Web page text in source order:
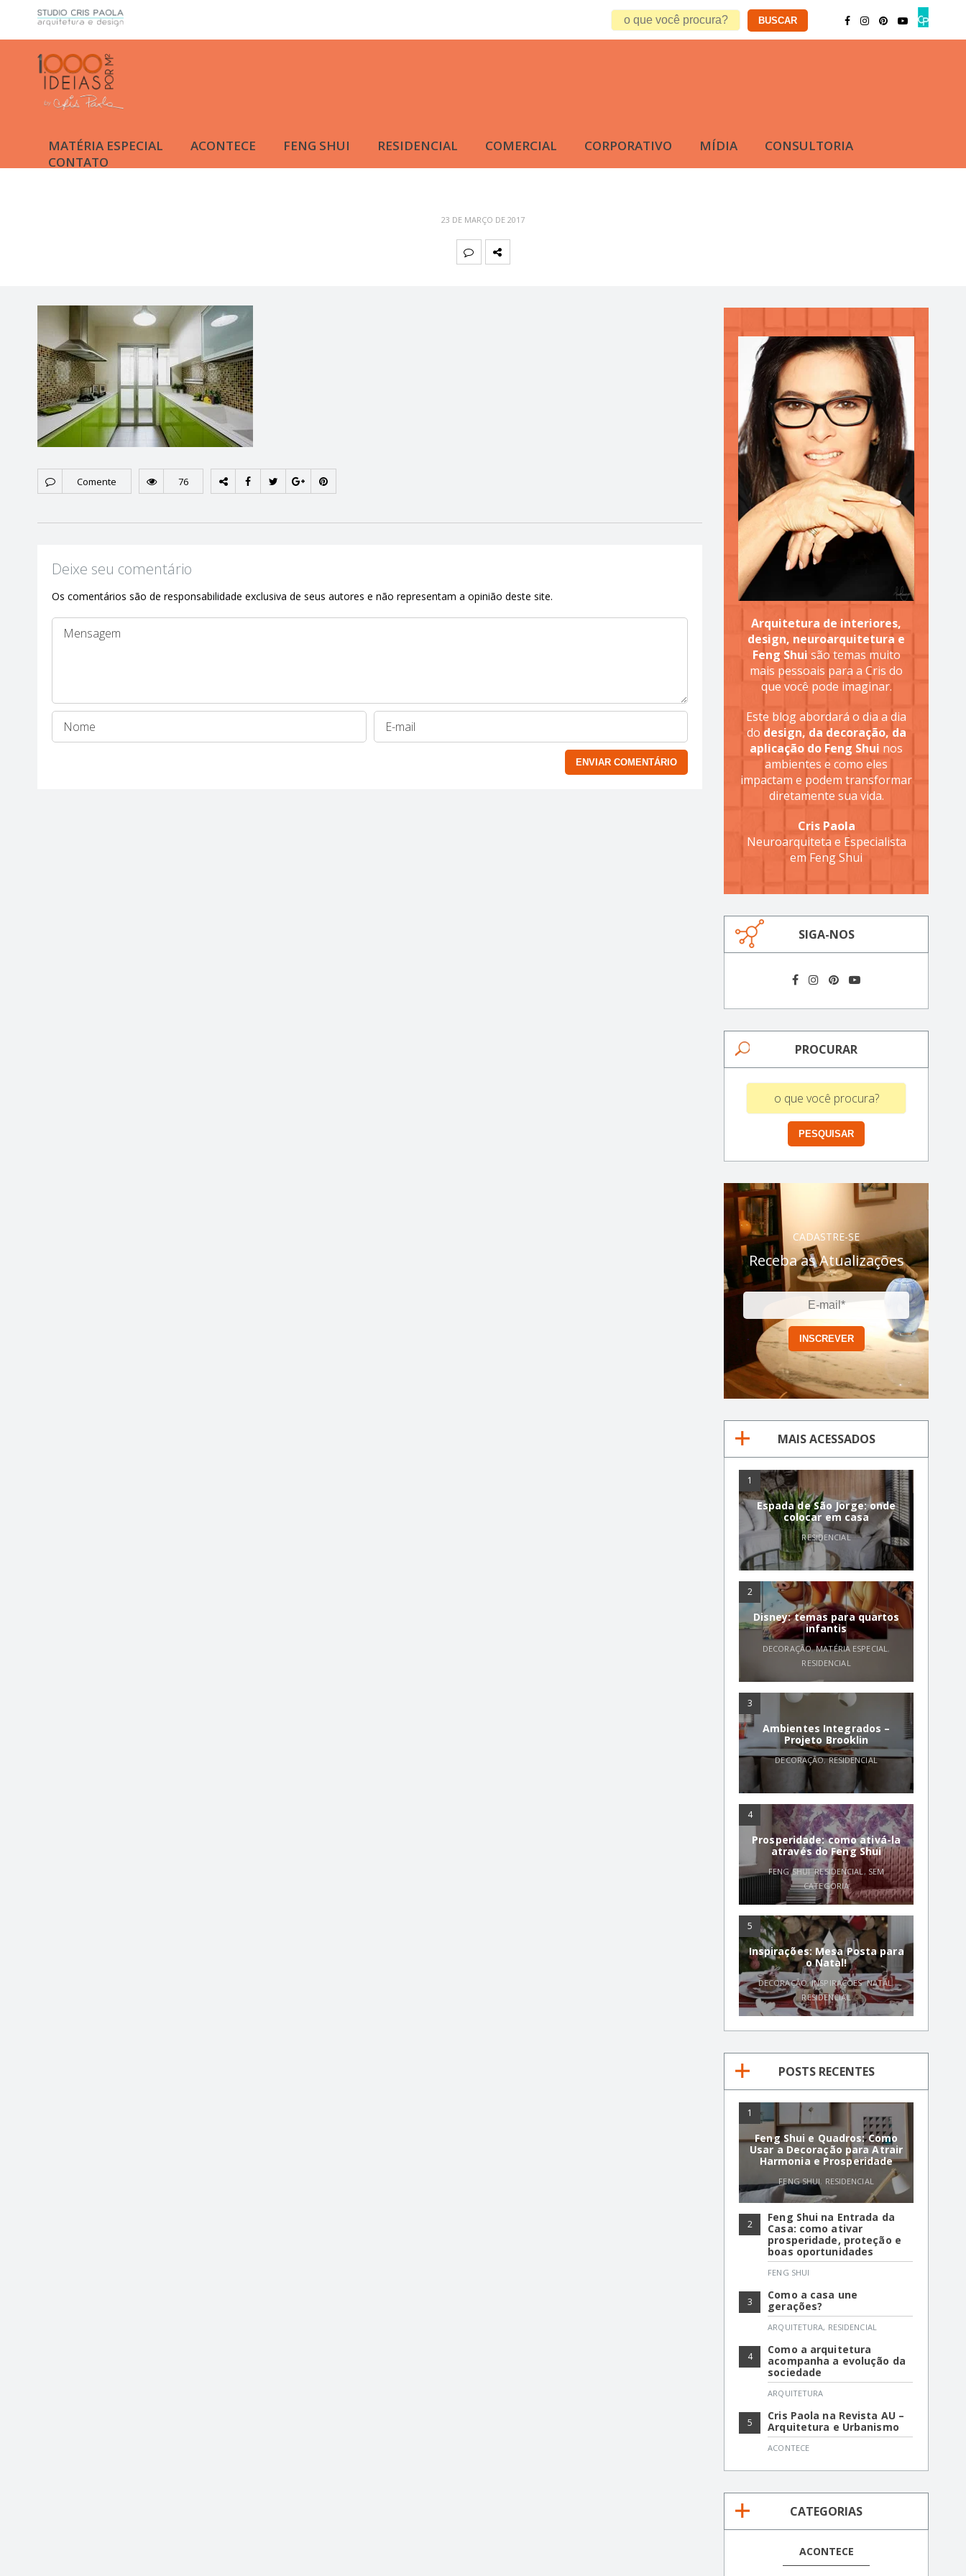
MATÉRIA ESPECIAL ACONTECE FENG SHUI RESIDENCIAL COMERCIAL CORPORATIVO MÍDIA
CONSULTORIA
CONTATO
23 DE MARÇO DE 2017
Comente 76
Deixe seu comentário
Os comentários são de responsabilidade exclusiva de seus autores e não representam a opinião deste site.
Arquitetura de interiores,
design, neuroarquitetura e
Feng Shui são temas muito
mais pessoais para a Cris do
que você pode imaginar.
Este blog abordará o dia a dia
do design, da decoração, da
aplicação do Feng Shui nos
ambientes e como eles
impactam e podem transformar
diretamente sua vida.
Cris Paola
Neuroarquiteta e Especialista
em Feng Shui
SIGA-NOS
PROCURAR
CADASTRE-SE
Receba as Atualizações
MAIS ACESSADOS
1
Espada de São Jorge: onde
colocar em casa
RESIDENCIAL
2
Disney: temas para quartos
infantis
DECORAÇÃO,MATÉRIA ESPECIAL,
RESIDENCIAL
3
Ambientes Integrados –
Projeto Brooklin
DECORAÇÃO,RESIDENCIAL
4
Prosperidade: como ativá-la
através do Feng Shui
FENG SHUI,RESIDENCIAL, SEM
CATEGORIA
5
Inspirações: Mesa Posta para
o Natal!
DECORAÇÃO,INSPIRAÇÕES,NATAL,
RESIDENCIAL
POSTS RECENTES
1
Feng Shui e Quadros: Como
Usar a Decoração para Atrair
Harmonia e Prosperidade
FENG SHUI, RESIDENCIAL
2
Feng Shui na Entrada da
Casa: como ativar
prosperidade, proteção e
boas oportunidades
FENG SHUI
3
Como a casa une
gerações?
ARQUITETURA, RESIDENCIAL
4
Como a arquitetura
acompanha a evolução da
sociedade
ARQUITETURA
5
Cris Paola na Revista AU –
Arquitetura e Urbanismo
ACONTECE
CATEGORIAS
ACONTECE